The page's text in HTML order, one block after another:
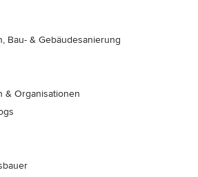
Bau- & Gebäudesanierung
& Organisationen